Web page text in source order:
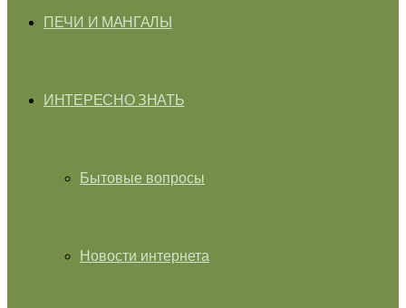
ПЕЧИ И МАНГАЛЫ
ИНТЕРЕСНО ЗНАТЬ
Бытовые вопросы
Новости интернета